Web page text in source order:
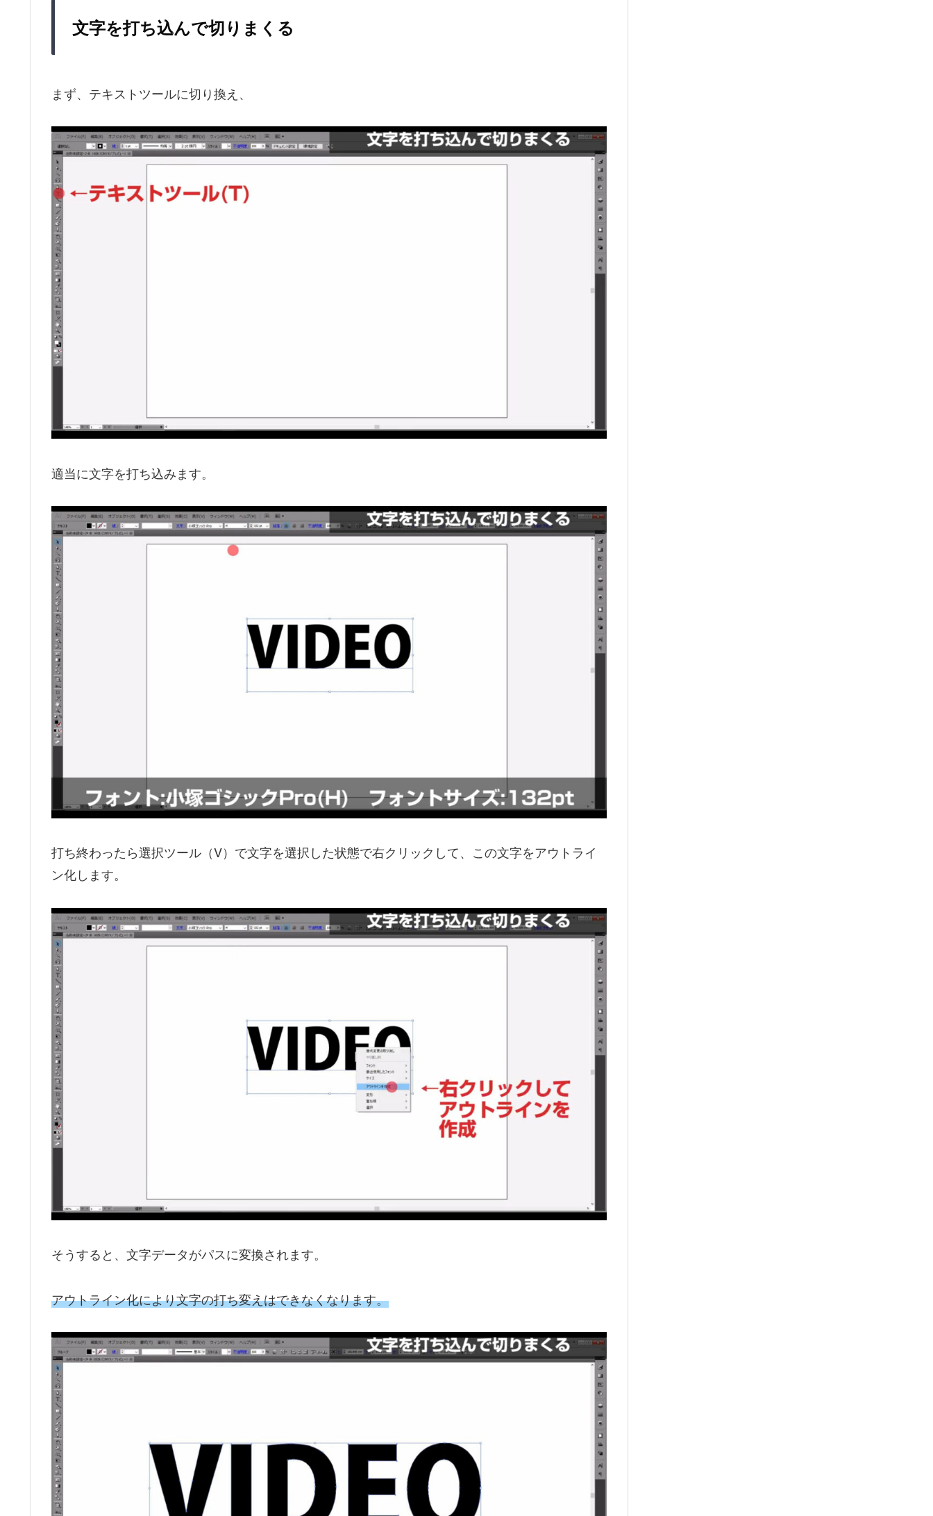
文字を打ち込んで切りまくる
まず、テキストツールに切り換え、
適当に文字を打ち込みます。
打ち終わったら選択ツール（V）で文字を選択した状態で右クリックして、この文字をアウトライ
ン化します。
そうすると、文字データがパスに変換されます。
アウトライン化により文字の打ち変えはできなくなります。